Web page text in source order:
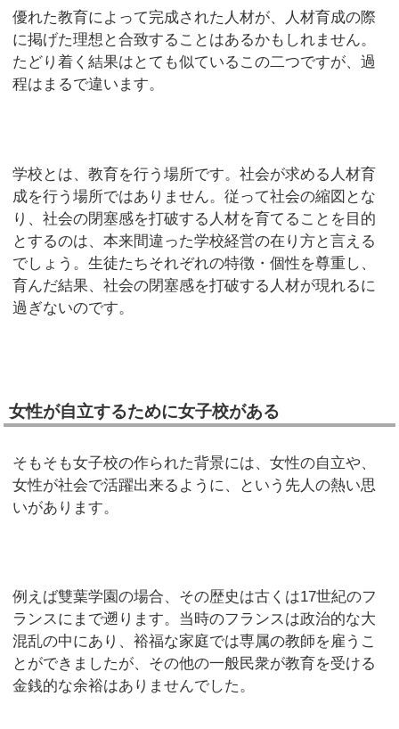
優れた教育によって完成された人材が、人材育成の際
に掲げた理想と合致することはあるかもしれません。
たどり着く結果はとても似ているこの二つですが、過
程はまるで違います。
学校とは、教育を行う場所です。社会が求める人材育
成を行う場所ではありません。従って社会の縮図とな
り、社会の閉塞感を打破する人材を育てることを目的
とするのは、本来間違った学校経営の在り方と言える
でしょう。生徒たちそれぞれの特徴・個性を尊重し、
育んだ結果、社会の閉塞感を打破する人材が現れるに
過ぎないのです。
女性が自立するために女子校がある
そもそも女子校の作られた背景には、女性の自立や、
女性が社会で活躍出来るように、という先人の熱い思
いがあります。
例えば雙葉学園の場合、その歴史は古くは17世紀のフ
ランスにまで遡ります。当時のフランスは政治的な大
混乱の中にあり、裕福な家庭では専属の教師を雇うこ
とができましたが、その他の一般民衆が教育を受ける
金銭的な余裕はありませんでした。